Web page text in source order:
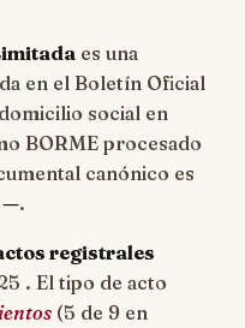
es una
en el Boletín Oficial
social en
BORME procesado
canónico es
—.
registrales
. El tipo de acto
(5 de 9 en